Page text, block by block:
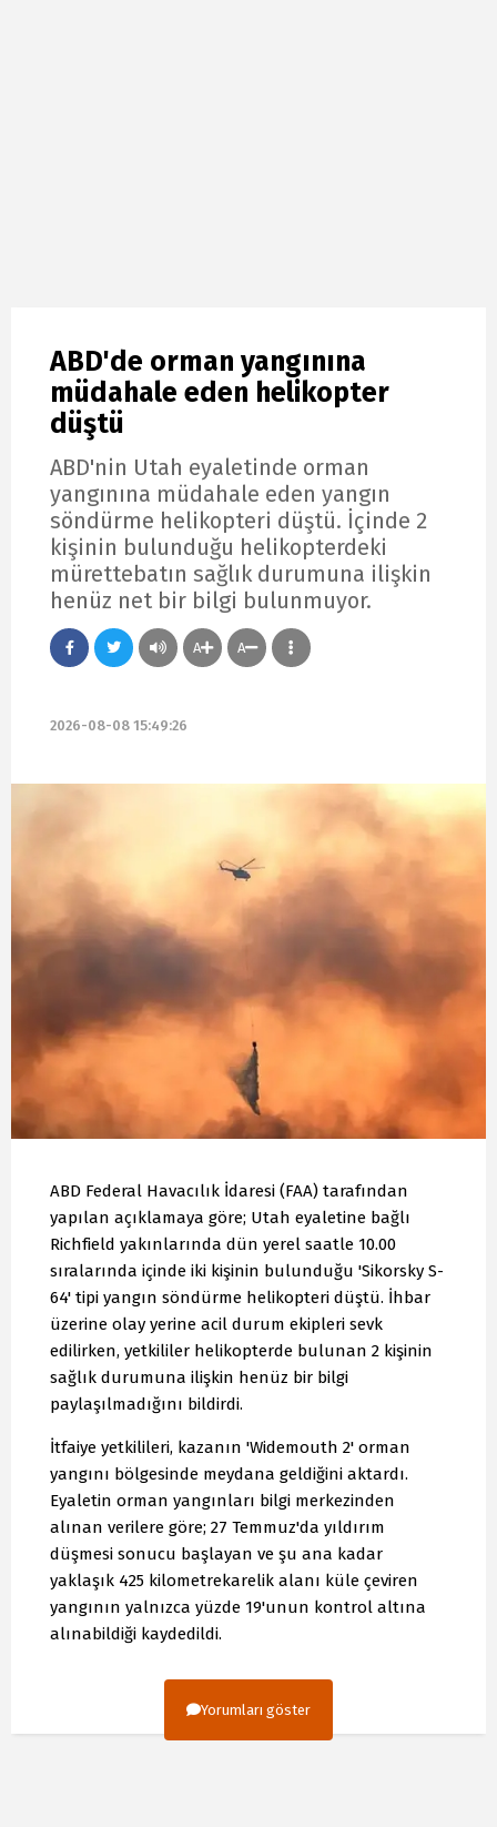
ABD'de orman yangınına
müdahale eden helikopter
düştü
ABD'nin Utah eyaletinde orman
yangınına müdahale eden yangın
söndürme helikopteri düştü. İçinde 2
kişinin bulunduğu helikopterdeki
mürettebatın sağlık durumuna ilişkin
henüz net bir bilgi bulunmuyor.
A A
2026-08-08 15:49:26
ABD Federal Havacılık İdaresi (FAA) tarafından
yapılan açıklamaya göre; Utah eyaletine bağlı
Richfield yakınlarında dün yerel saatle 10.00
sıralarında içinde iki kişinin bulunduğu 'Sikorsky S-
64' tipi yangın söndürme helikopteri düştü. İhbar
üzerine olay yerine acil durum ekipleri sevk
edilirken, yetkililer helikopterde bulunan 2 kişinin
sağlık durumuna ilişkin henüz bir bilgi
paylaşılmadığını bildirdi.
İtfaiye yetkilileri, kazanın 'Widemouth 2' orman
yangını bölgesinde meydana geldiğini aktardı.
Eyaletin orman yangınları bilgi merkezinden
alınan verilere göre; 27 Temmuz'da yıldırım
düşmesi sonucu başlayan ve şu ana kadar
yaklaşık 425 kilometrekarelik alanı küle çeviren
yangının yalnızca yüzde 19'unun kontrol altına
alınabildiği kaydedildi.
Yorumları göster